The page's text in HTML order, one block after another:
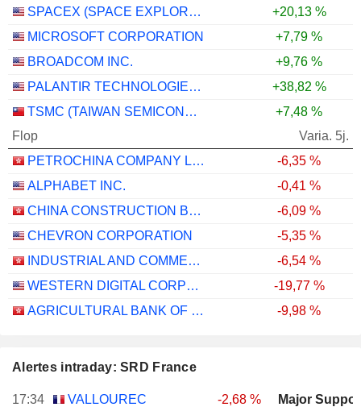
SPACEX (SPACE EXPLORATION TECHNOLOGIES)
+20,13 %
MICROSOFT CORPORATION
+7,79 %
BROADCOM INC.
+9,76 %
PALANTIR TECHNOLOGIES INC.
+38,82 %
TSMC (TAIWAN SEMICONDUCTOR MANUFACTURING COMPANY)
+7,48 %
Flop
Varia. 5j.
PETROCHINA COMPANY LIMITED
-6,35 %
ALPHABET INC.
-0,41 %
CHINA CONSTRUCTION BANK CORPORATION
-6,09 %
CHEVRON CORPORATION
-5,35 %
INDUSTRIAL AND COMMERCIAL BANK OF CHINA LIMITED
-6,54 %
WESTERN DIGITAL CORPORATION
-19,77 %
AGRICULTURAL BANK OF CHINA LIMITED
-9,98 %
Alertes intraday: SRD France
17:34 VALLOUREC
-2,68 %